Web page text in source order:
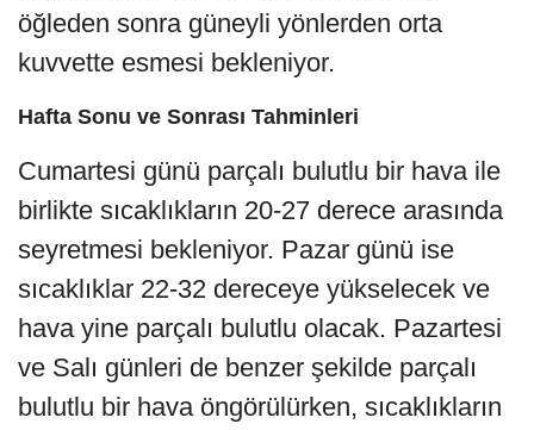
öğleden sonra güneyli yönlerden orta
kuvvette esmesi bekleniyor.
Hafta Sonu ve Sonrası Tahminleri
Cumartesi günü parçalı bulutlu bir hava ile
birlikte sıcaklıkların 20-27 derece arasında
seyretmesi bekleniyor. Pazar günü ise
sıcaklıklar 22-32 dereceye yükselecek ve
hava yine parçalı bulutlu olacak. Pazartesi
ve Salı günleri de benzer şekilde parçalı
bulutlu bir hava öngörülürken, sıcaklıkların